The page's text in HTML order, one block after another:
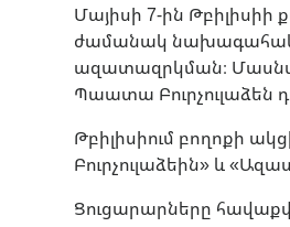
Մայիսի 7-ին
ժամանակ
ազատազրկման։
Պաատա
Թբիլիսիում բողոքի
Բուրչուլաձեին» և
Ցուցարարները